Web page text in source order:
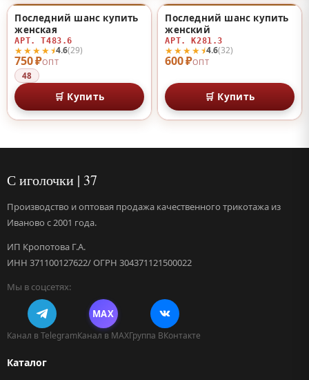
♡
750 ₽ОПТ
★★★★⯨4.6(29)
Последний шанс купить
женская
АРТ. Т483.6
48
🛒 Купить
♡
600 ₽ОПТ
★★★★⯨4.6(32)
Последний шанс купить
женский
АРТ. К281.3
🛒 Купить
С иголочки | 37
Производство и оптовая продажа качественного трикотажа из
Иваново с 2001 года.
ИП Кропотова Г.А.
ИНН 371100127622/ ОГРН 304371121500022
Мы в соцсетях:
Канал в Telegram
MAX
Канал в MAXГруппа ВКонтакте
Каталог